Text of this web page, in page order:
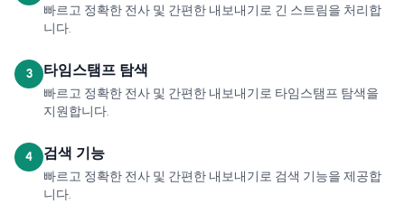
빠르고 정확한 전사 및 간편한 내보내기로 긴 스트림을 처리합
니다.
3 타임스탬프 탐색
빠르고 정확한 전사 및 간편한 내보내기로 타임스탬프 탐색을
지원합니다.
4 검색 기능
빠르고 정확한 전사 및 간편한 내보내기로 검색 기능을 제공합
니다.